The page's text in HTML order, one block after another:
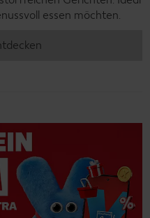
essen möchten.